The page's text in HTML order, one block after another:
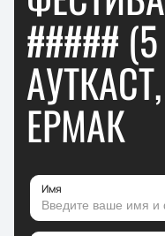
#####
ЕРМАК
Имя